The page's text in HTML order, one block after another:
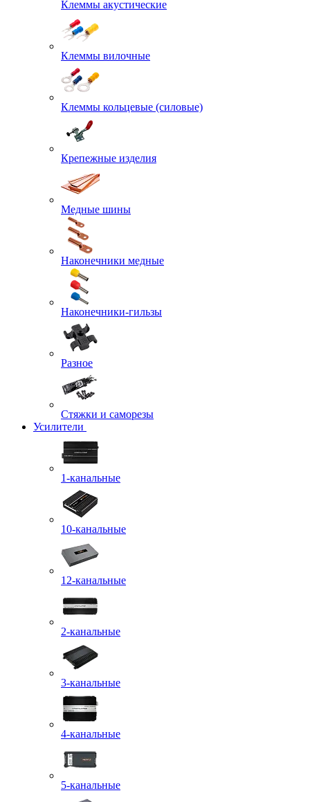
Клеммы акустические
Клеммы вилочные
Клеммы кольцевые (силовые)
Крепежные изделия
Медные шины
Наконечники медные
Наконечники-гильзы
Разное
Стяжки и саморезы
Усилители
1-канальные
10-канальные
12-канальные
2-канальные
3-канальные
4-канальные
5-канальные